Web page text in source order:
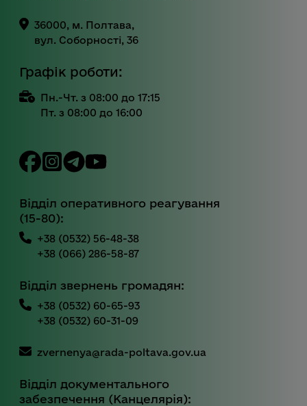
36000, м. Полтава,
вул. Соборності, 36
Графік роботи:
Пн.-Чт. з 08:00 до 17:15
Пт. з 08:00 до 16:00
Відділ оперативного реагування
(15-80):
+38 (0532) 56-48-38
+38 (066) 286-58-87
Відділ звернень громадян:
+38 (0532) 60-65-93
+38 (0532) 60-31-09
zvernenya@rada-poltava.gov.ua
Відділ документального
забезпечення (Канцелярія):